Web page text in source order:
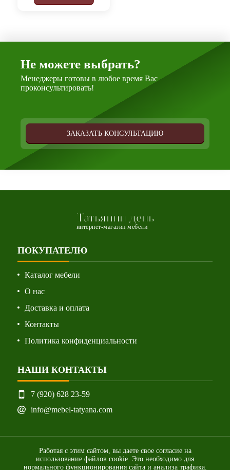
Не можете выбрать?
Менеджеры готовы в любое время Вас
проконсультировать!
ЗАКАЗАТЬ КОНСУЛЬТАЦИЮ
Татьянин день
интернет-магазин мебели
ПОКУПАТЕЛЮ
Каталог мебели
О нас
Доставка и оплата
Контакты
Политика конфиденциальности
НАШИ КОНТАКТЫ
7 (920) 628 23-59
info@mebel-tatyana.com
Работая с этим сайтом, вы даете свое согласие на
использование файлов cookie. Это необходимо для
нормального функционирования сайта и анализа трафика.